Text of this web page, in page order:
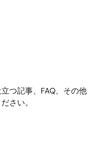
つ記事、FAQ、その他
さい。